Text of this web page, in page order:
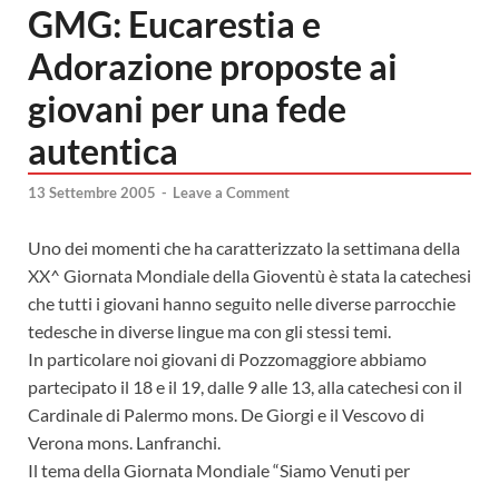
GMG: Eucarestia e
Adorazione proposte ai
giovani per una fede
autentica
13 Settembre 2005 - Leave a Comment
Uno dei momenti che ha caratterizzato la settimana della
XX^ Giornata Mondiale della Gioventù è stata la catechesi
che tutti i giovani hanno seguito nelle diverse parrocchie
tedesche in diverse lingue ma con gli stessi temi.
In particolare noi giovani di Pozzomaggiore abbiamo
partecipato il 18 e il 19, dalle 9 alle 13, alla catechesi con il
Cardinale di Palermo mons. De Giorgi e il Vescovo di
Verona mons. Lanfranchi.
Il tema della Giornata Mondiale “Siamo Venuti per